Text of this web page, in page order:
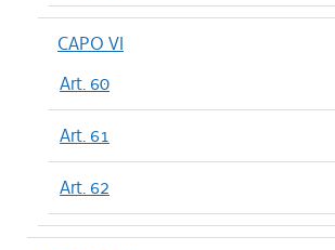
CAPO VI
Art. 60
Art. 61
Art. 62